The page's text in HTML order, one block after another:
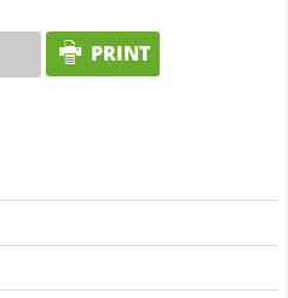
PRINT